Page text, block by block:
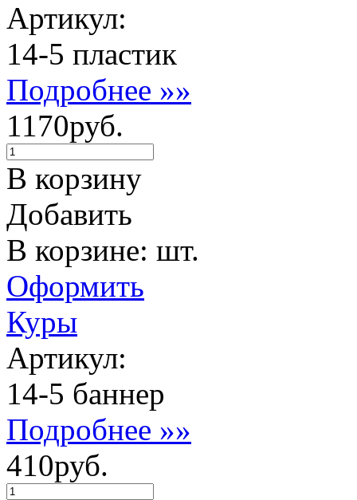
Артикул:
14-5 пластик
Подробнее »»
1170руб.
В корзину
Добавить
В корзине: шт.
Оформить
Куры
Артикул:
14-5 баннер
Подробнее »»
410руб.